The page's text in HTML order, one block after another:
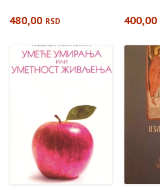
480,00 RSD 400,00